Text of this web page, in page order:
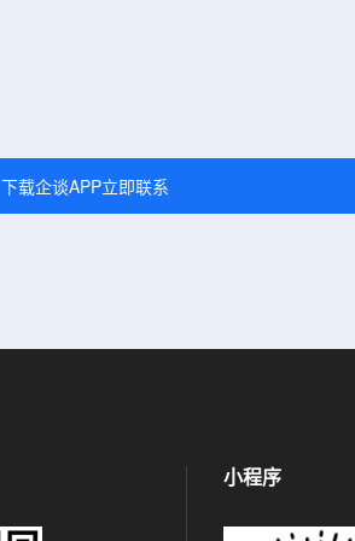
下载企谈APP立即联系
小程序